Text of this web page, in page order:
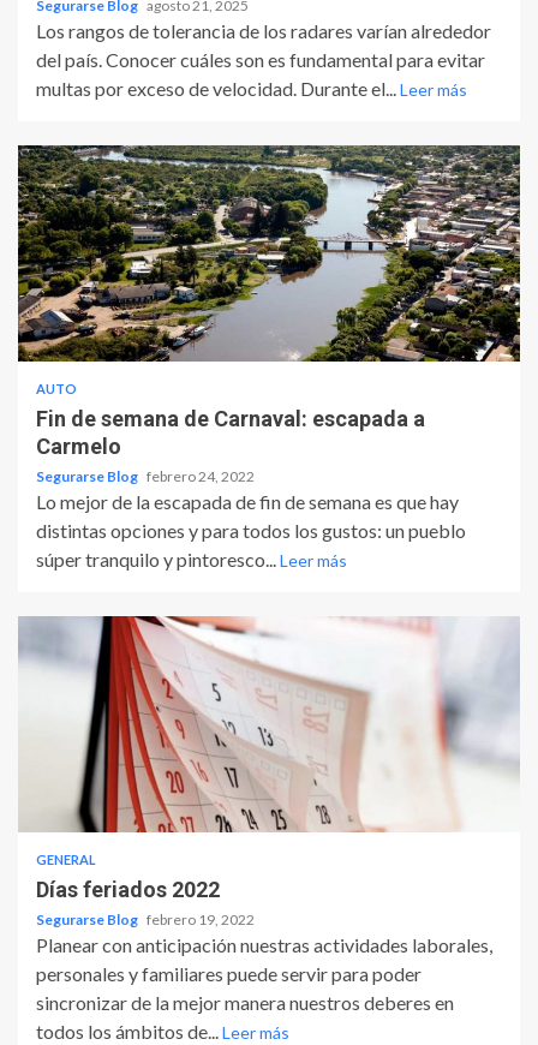
Segurarse Blog agosto 21, 2025
Los rangos de tolerancia de los radares varían alrededor
del país. Conocer cuáles son es fundamental para evitar
multas por exceso de velocidad. Durante el...Leer más
AUTO
Fin de semana de Carnaval: escapada a
Carmelo
Segurarse Blog febrero 24, 2022
Lo mejor de la escapada de fin de semana es que hay
distintas opciones y para todos los gustos: un pueblo
súper tranquilo y pintoresco...Leer más
GENERAL
Días feriados 2022
Segurarse Blog febrero 19, 2022
Planear con anticipación nuestras actividades laborales,
personales y familiares puede servir para poder
sincronizar de la mejor manera nuestros deberes en
todos los ámbitos de...Leer más